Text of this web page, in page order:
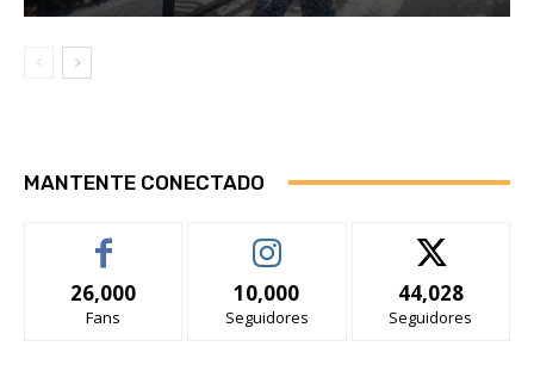
MANTENTE CONECTADO
26,000
Fans
10,000
Seguidores
44,028
Seguidores